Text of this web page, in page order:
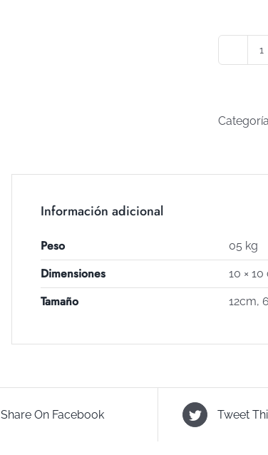
Información adicional
Peso 05 kg
Dimensiones 10 × 10
Tamaño 12cm,
Share On Facebook Tweet